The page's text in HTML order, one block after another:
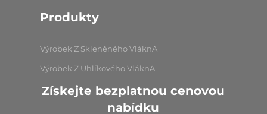
Produkty
Výrobek Z Skleněného VláknA
Výrobek Z Uhlíkového VláknA
Získejte bezplatnou cenovou
nabídku